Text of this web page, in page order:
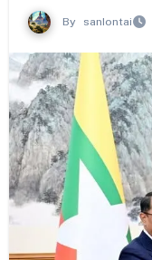
By sanlontai